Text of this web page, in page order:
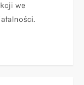
we